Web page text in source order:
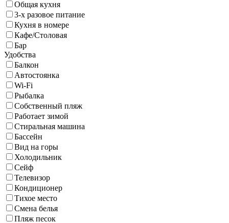
Общая кухня
3-х разовое питание
Кухня в номере
Кафе/Столовая
Бар
Удобства
Балкон
Автостоянка
Wi-Fi
Рыбалка
Собственный пляж
Работает зимой
Стиральная машина
Бассейн
Вид на горы
Холодильник
Сейф
Телевизор
Кондиционер
Тихое место
Смена белья
Пляж песок